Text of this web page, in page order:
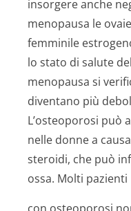
insorgere anche
menopausa le
femminile
lo stato di salute
menopausa si
diventano più
L’osteoporosi può
nelle donne a
steroidi, che può
ossa. Molti pazienti